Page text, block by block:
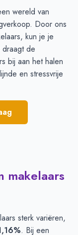
wereld van
Door ons
kun je je
draagt de
bij aan het halen
en stressvrije
makelaars
sterk variëren,
. Bij een